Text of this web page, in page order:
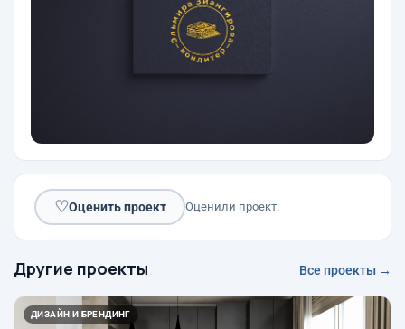
♡Оценить проект Оценили проект:
Другие проекты Все проекты →
ДИЗАЙН И БРЕНДИНГ